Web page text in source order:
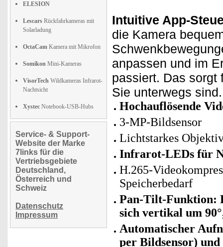
ELESION
Lescars Rückfahrkameras mit
Solarladung
OctaCam Kamera mit Mikrofon
Somikon Mini-Kameras
VisorTech Wildkameras Infrarot-
Nachtsicht
Xystec Notebook-USB-Hubs
Service- & Support-
Website der Marke
7links für die
Vertriebsgebiete
Deutschland,
Österreich und
Schweiz
Datenschutz
Impressum
Intuitive App-
die Kamera
anpassen und im
passiert. Das sorgt
Sie unterwegs sind.
Hochauflösende
3-MP-Bildsensor
Lichtstarkes
Infrarot-LEDs für
H.265-
Speicherbedarf
Pan-Tilt-Funktion:
sich vertikal um
Automatischer
per Bildsensor)